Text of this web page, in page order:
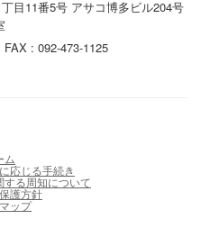
目11番5号 アサコ博多ビル204号
: 092-473-1125
ム
応じる手続き
る周知について
護方針
ップ